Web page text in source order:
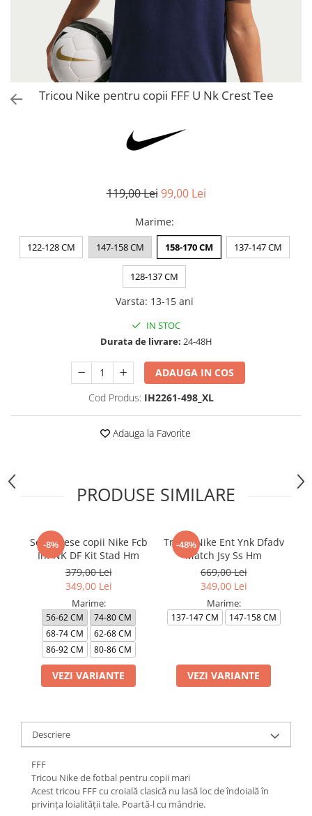
Bluze fotbal copii
Pantaloni lungi fotbal copii
Geci si veste fotbal copii
Imbracaminte fotbal femei
Tricouri fotbal femei
Sorturi fotbal femei
Tricou Nike pentru copii FFF U Nk Crest Tee
119,00 Lei 99,00 Lei
Marime:
122-128 CM 147-158 CM 158-170 CM 137-147 CM
128-137 CM
Varsta: 13-15 ani
IN STOC
Durata de livrare: 24-48H
ADAUGA IN COS
Cod Produs: IH2261-498_XL
Adauga la Favorite
PRODUSE SIMILARE
-8%
Set 3 Piese copii Nike Fcb
Inf NK DF Kit Stad Hm
379,00 Lei
349,00 Lei
Marime:
56-62 CM
74-80 CM
68-74 CM
62-68 CM
86-92 CM
80-86 CM
VEZI VARIANTE
-48%
Tricou Nike Ent Ynk Dfadv
Match Jsy Ss Hm
669,00 Lei
349,00 Lei
Marime:
137-147 CM 147-158 CM
VEZI VARIANTE
Descriere
FFF
Tricou Nike de fotbal pentru copii mari
Acest tricou FFF cu croială clasică nu lasă loc de îndoială în
privința loialității tale. Poartă-l cu mândrie.